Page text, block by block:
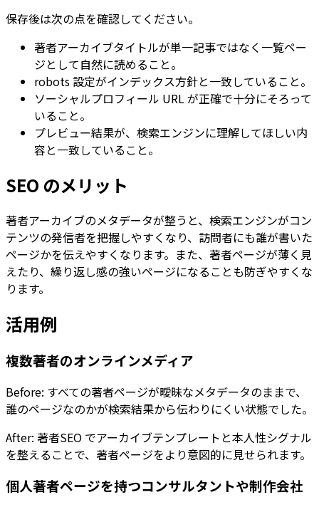
保存後は次の点を確認してください。
著者アーカイブタイトルが単一記事ではなく一覧ペー
ジとして自然に読めること。
robots 設定がインデックス方針と一致していること。
ソーシャルプロフィール URL が正確で十分にそろって
いること。
プレビュー結果が、検索エンジンに理解してほしい内
容と一致していること。
SEO のメリット
著者アーカイブのメタデータが整うと、検索エンジンがコン
テンツの発信者を把握しやすくなり、訪問者にも誰が書いた
ページかを伝えやすくなります。また、著者ページが薄く見
えたり、繰り返し感の強いページになることも防ぎやすくな
ります。
活用例
複数著者のオンラインメディア
Before: すべての著者ページが曖昧なメタデータのままで、
誰のページなのかが検索結果から伝わりにくい状態でした。
After: 著者SEO でアーカイブテンプレートと本人性シグナル
を整えることで、著者ページをより意図的に見せられます。
個人著者ページを持つコンサルタントや制作会社